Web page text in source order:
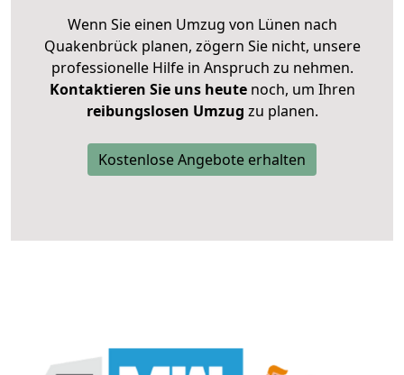
Wenn Sie einen Umzug von Lünen nach
Quakenbrück planen, zögern Sie nicht, unsere
professionelle Hilfe in Anspruch zu nehmen.
Kontaktieren Sie uns heutenoch, um Ihren
reibungslosen Umzug zu planen.
Kostenlose Angebote erhalten